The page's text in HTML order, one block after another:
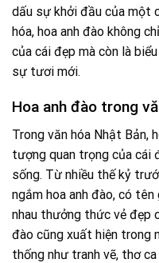
dấu sự khởi đầu của một
hóa, hoa anh đào không
của cái đẹp mà còn là
sự tươi mới.
Hoa anh đào trong
Trong văn hóa Nhật Bản,
tượng quan trọng của cái
sống. Từ nhiều thế kỷ
ngắm hoa anh đào, có
nhau thưởng thức vẻ đẹp
đào cũng xuất hiện trong
thống như tranh vẽ, thơ